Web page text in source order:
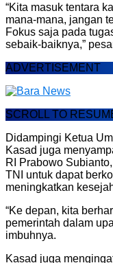
“Kita masuk tentara
mana-mana, jangan
Fokus saja pada
sebaik-baiknya,”
ADVERTISEMENT
SCROLL TO
Didampingi Ketua
Kasad juga
RI Prabowo
TNI untuk dapat
meningkatkan
“Ke depan, kita
pemerintah dalam
imbuhnya.
Kasad juga